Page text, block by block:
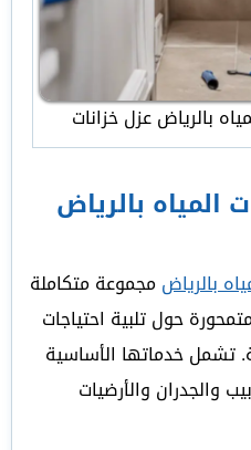
بالرياض عزل خزانات
بالرياض
بالرياضمجموعة متكاملة
حول تلبية احتياجات
تشمل خدماتها الأساسية
والجدران والأرضيات